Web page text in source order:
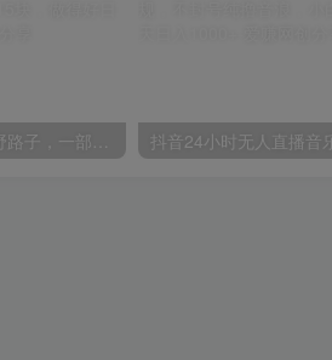
小红书最新拉新野路子，一部手机即可操作，一单15块，做得好日入2000+